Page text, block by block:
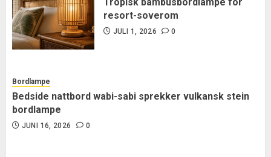
resort-soverom
JULI 1, 2026 0
Bordlampe
Bedside nattbord wabi-sabi sprekker vulkansk stein
bordlampe
JUNI 16, 2026 0